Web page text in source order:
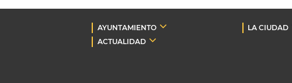
AYUNTAMIENTO LA CIUDAD
ACTUALIDAD